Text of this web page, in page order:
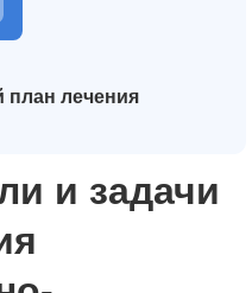
лечения
и задачи